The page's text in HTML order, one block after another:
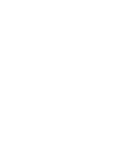
El Ayuntamiento de
estructura política y
concejal, un cambio
cargo del área de
segunda